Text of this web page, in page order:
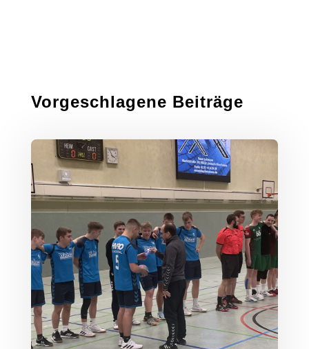
Vorgeschlagene Beiträge